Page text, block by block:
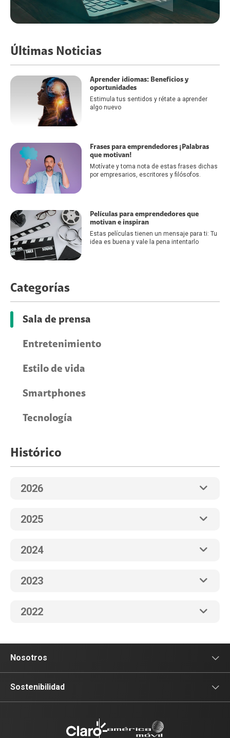
Últimas Noticias
Aprender idiomas: Beneficios y
oportunidades
Estimula tus sentidos y rétate a aprender
algo nuevo
Frases para emprendedores ¡Palabras
que motivan!
Motívate y toma nota de estas frases dichas
por empresarios, escritores y filósofos.
Películas para emprendedores que
motivan e inspiran
Estas películas tienen un mensaje para ti: Tu
idea es buena y vale la pena intentarlo
Categorías
Sala de prensa
Entretenimiento
Estilo de vida
Smartphones
Tecnología
Histórico
2026
2025
2024
2023
2022
Nosotros
Sala de prensa
Sostenibilidad